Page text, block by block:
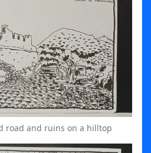
road and ruins on a hilltop